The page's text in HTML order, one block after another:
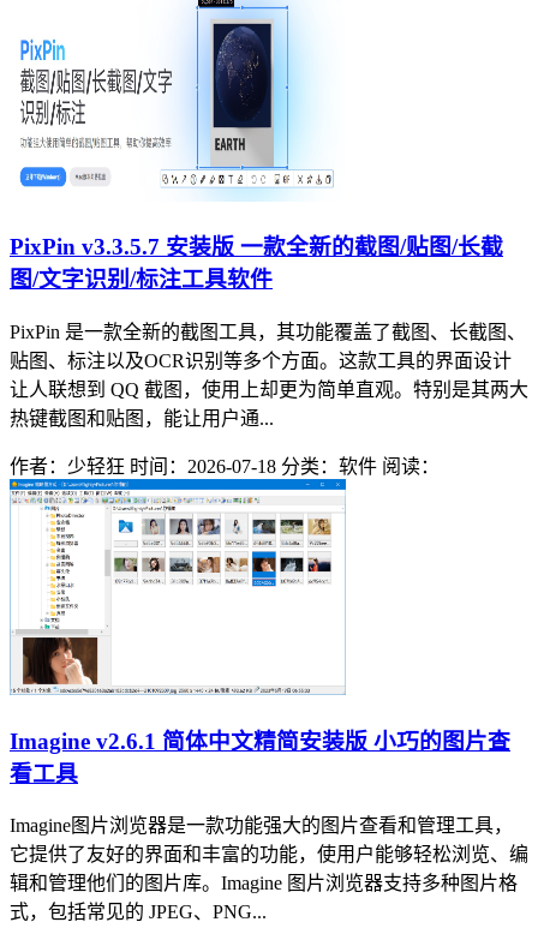
PixPin v3.3.5.7 安装版 一款全新的截图/贴图/长截
图/文字识别/标注工具软件
PixPin 是一款全新的截图工具，其功能覆盖了截图、长截图、
贴图、标注以及OCR识别等多个方面。这款工具的界面设计
让人联想到 QQ 截图，使用上却更为简单直观。特别是其两大
热键截图和贴图，能让用户通...
作者：少轻狂 时间：2026-07-18 分类：软件 阅读：
Imagine v2.6.1 简体中文精简安装版 小巧的图片查
看工具
Imagine图片浏览器是一款功能强大的图片查看和管理工具，
它提供了友好的界面和丰富的功能，使用户能够轻松浏览、编
辑和管理他们的图片库。Imagine 图片浏览器支持多种图片格
式，包括常见的 JPEG、PNG...